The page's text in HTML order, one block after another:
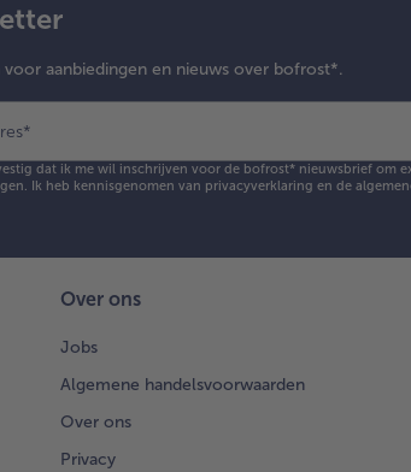
voor aanbiedingen en nieuws over bofrost*.
*
dat ik me wil inschrijven voor de bofrost* nieuwsbrief om
Ik heb kennisgenomen van privacyverklaring en de
Over ons
Jobs
Algemene handelsvoorwaarden
Over ons
Privacy